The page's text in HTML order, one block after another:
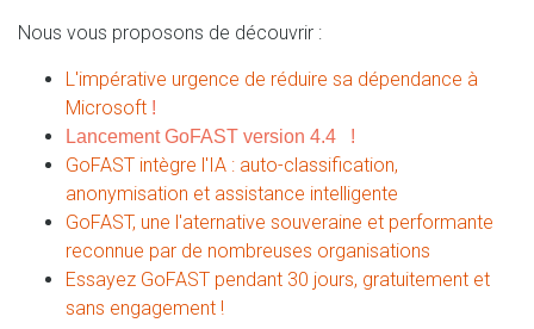
Nous vous proposons de découvrir :
L'impérative urgence de réduire sa dépendance à
Microsoft !
Lancement GoFAST version 4.4
!
GoFAST intègre l'IA : auto-classification,
anonymisation et assistance intelligente
GoFAST, une l'aternative souveraine et performante
reconnue par de nombreuses organisations
Essayez GoFAST pendant 30 jours, gratuitement et
sans engagement !